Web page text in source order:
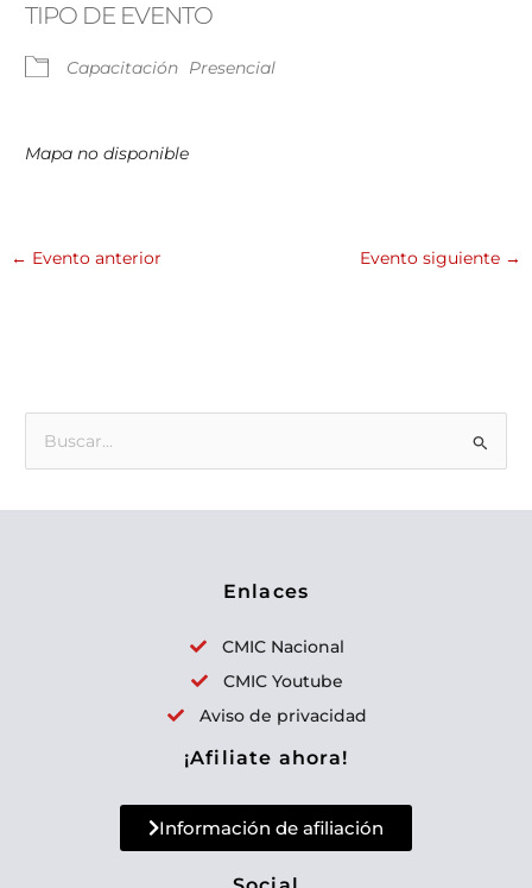
TIPO DE EVENTO
Capacitación Presencial
Mapa no disponible
← Evento anterior Evento siguiente →
s
Enlaces
CMIC Nacional
CMIC Youtube
Aviso de privacidad
¡Afiliate ahora!
Información de afiliación